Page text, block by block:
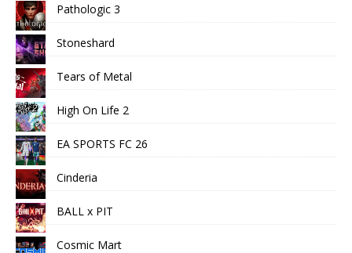
Pathologic 3
Stoneshard
Tears of Metal
High On Life 2
EA SPORTS FC 26
Cinderia
BALL x PIT
Cosmic Mart